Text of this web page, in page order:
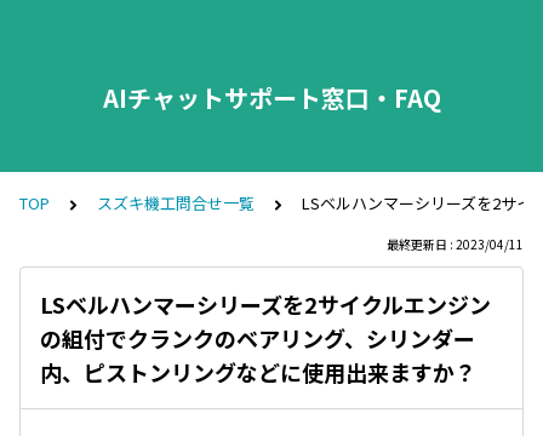
AIチャットサポート窓口・FAQ
TOP スズキ機工問合せ一覧 LSベルハンマーシリーズを2サイ
最終更新日 : 2023/04/11
LSベルハンマーシリーズを2サイクルエンジン
の組付でクランクのベアリング、シリンダー
内、ピストンリングなどに使用出来ますか？